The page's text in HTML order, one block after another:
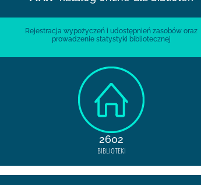
Rejestracja wypożyczeń i udostępnień zasobów oraz
prowadzenie statystyki bibliotecznej
2602
BIBLIOTEKI